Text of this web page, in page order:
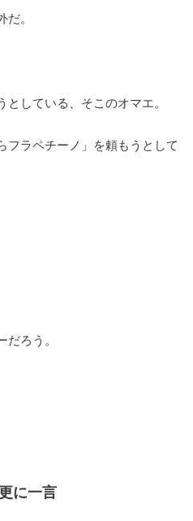
。
している、そこのオマエ。
フラペチーノ」を頼もうとして
ろう。
に一言